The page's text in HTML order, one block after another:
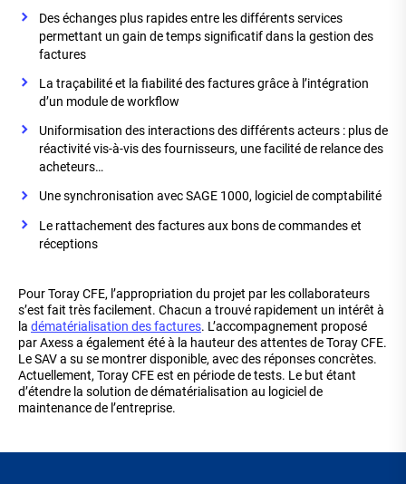
Des échanges plus rapides entre les différents services
permettant un gain de temps significatif dans la gestion des
factures
La traçabilité et la fiabilité des factures grâce à l’intégration
d’un module de workflow
Uniformisation des interactions des différents acteurs : plus de
réactivité vis-à-vis des fournisseurs, une facilité de relance des
acheteurs…
Une synchronisation avec SAGE 1000, logiciel de comptabilité
Le rattachement des factures aux bons de commandes et
réceptions
Pour Toray CFE, l’appropriation du projet par les collaborateurs
s’est fait très facilement. Chacun a trouvé rapidement un intérêt à
la dématérialisation des factures. L’accompagnement proposé
par Axess a également été à la hauteur des attentes de Toray CFE.
Le SAV a su se montrer disponible, avec des réponses concrètes.
Actuellement, Toray CFE est en période de tests. Le but étant
d’étendre la solution de dématérialisation au logiciel de
maintenance de l’entreprise.